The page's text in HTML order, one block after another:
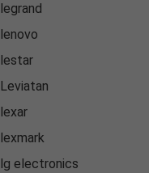
legrand
lenovo
lestar
Leviatan
lexar
lexmark
lg electronics